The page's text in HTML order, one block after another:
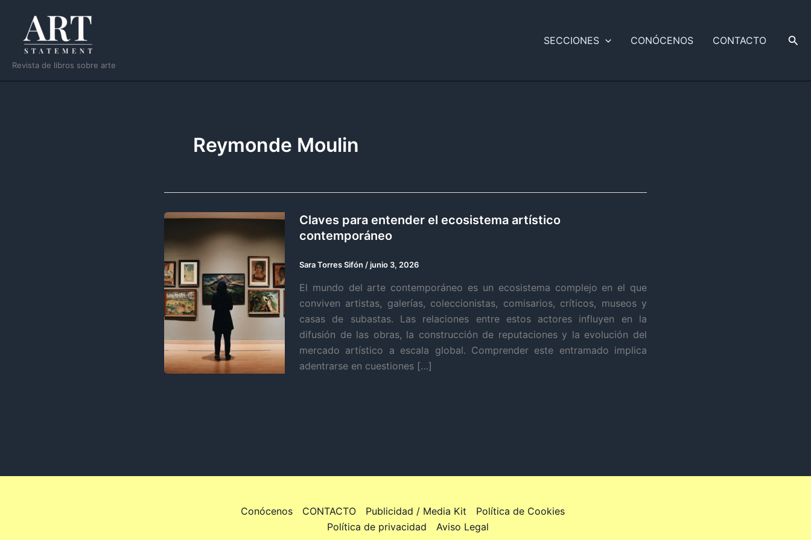
contenido
Revista de libros sobre arte
SECCIONES CONÓCENOS CONTACTO
Reymonde Moulin
Claves para entender el ecosistema artístico
contemporáneo
Sara Torres Sifón /junio 3, 2026
El mundo del arte contemporáneo es un ecosistema complejo en el que
conviven artistas, galerías, coleccionistas, comisarios, críticos, museos y
casas de subastas. Las relaciones entre estos actores influyen en la
difusión de las obras, la construcción de reputaciones y la evolución del
mercado artístico a escala global. Comprender este entramado implica
adentrarse en cuestiones […]
Conócenos CONTACTO Publicidad / Media Kit
Política de Cookies
Política de privacidad
Aviso Legal